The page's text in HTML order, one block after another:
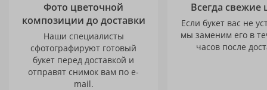
Фото цветочной
композиции до доставки
Наши специалисты
сфотографируют готовый
букет перед доставкой и
отправят снимок вам по e-
mail.
Всегда свежие
Если букет вас не
мы заменим его в
часов после